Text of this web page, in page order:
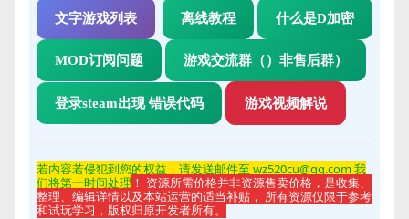
文字游戏列表 离线教程 什么是D加密
MOD订阅问题 游戏交流群（）非售后群）
登录steam出现 错误代码 游戏视频解说
若内容若侵犯到您的权益，请发送邮件至 wz520cu@qq.com 我
们将第一时间处理 ！ 资源所需价格并非资源售卖价格，是收集、
整理、编辑详情以及本站运营的适当补贴， 所有资源仅限于参考
和试玩学习，版权归原开发者所有。